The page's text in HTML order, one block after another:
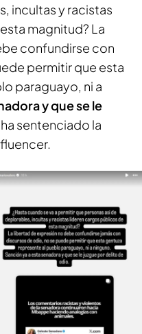
incultas y racistas
magnitud? La
confundirse con
permitir que esta
paraguayo, ni a
y que se le
ha sentenciado la